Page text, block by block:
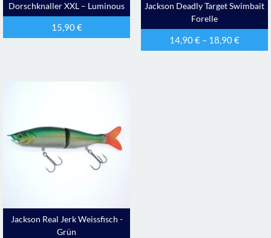
Dorschknaller XXL – Luminous
15,90€
Jackson Deadly Target Swimbait
Forelle
14,90€– 18,90€
Jackson Real Jerk Weissfisch -
Grün